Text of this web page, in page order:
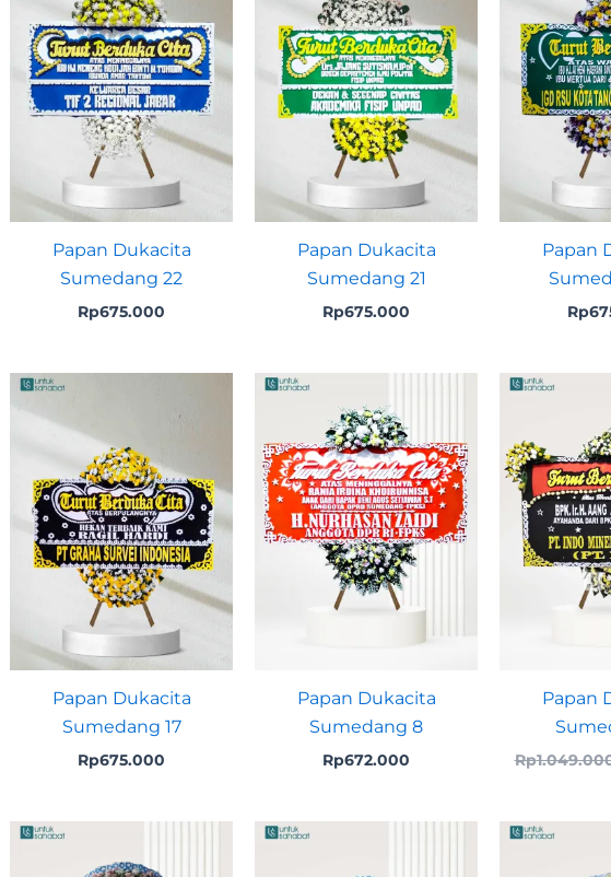
Papan Dukacita
Sumedang 22
Rp675.000
Papan Dukacita
Sumedang 21
Rp675.000
Papan
Rp
Papan Dukacita
Sumedang 17
Rp675.000
Papan Dukacita
Sumedang 8
Rp672.000
Papan
Rp
Current